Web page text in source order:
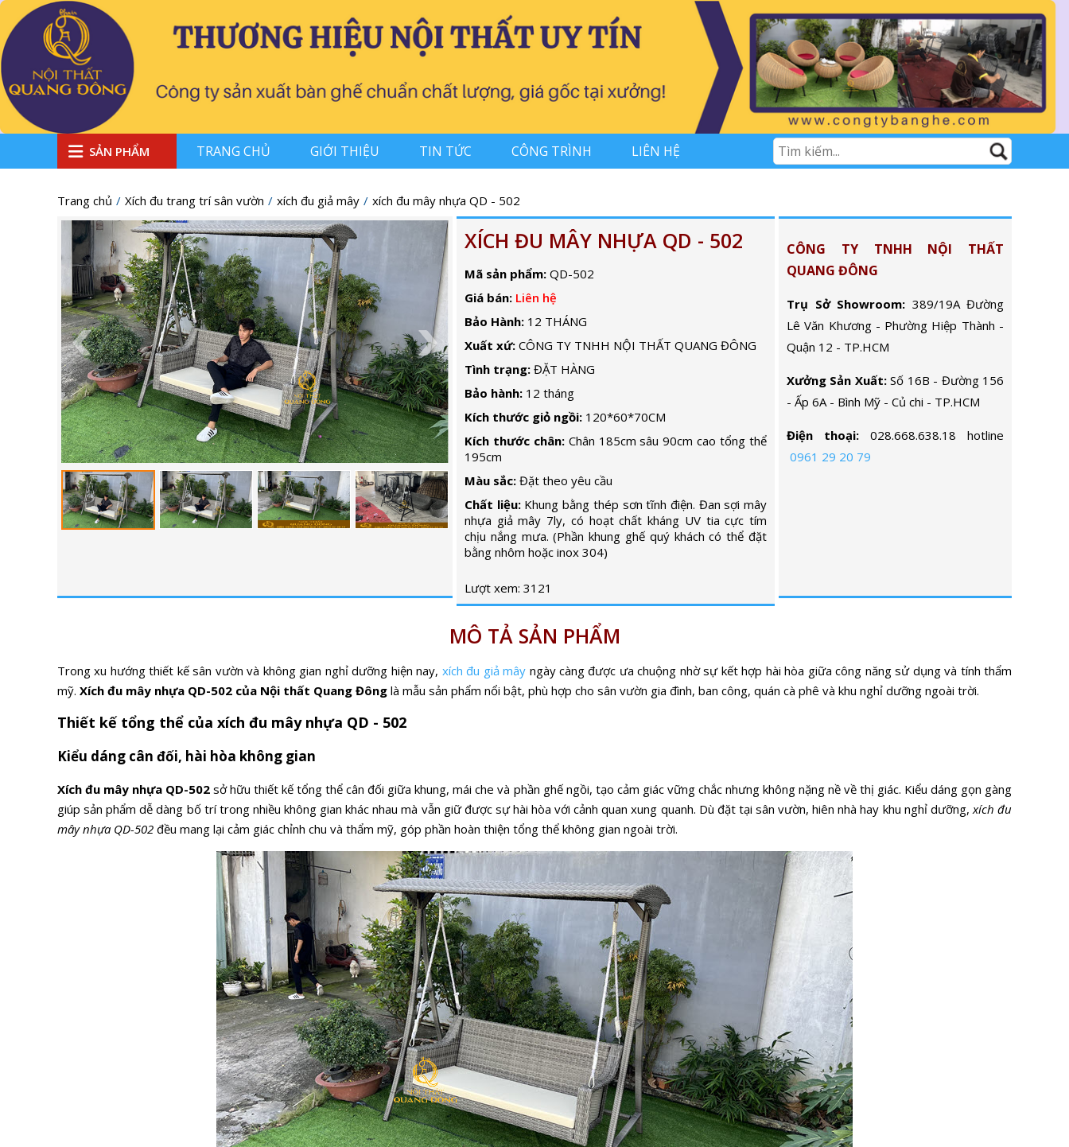
SẢN PHẨM TRANG CHỦ GIỚI THIỆU TIN TỨC CÔNG TRÌNH LIÊN HỆ
Trang chủ Xích đu trang trí sân vườn xích đu giả mây xích đu mây nhựa QD - 502
XÍCH ĐU MÂY NHỰA QD - 502
Mã sản phẩm: QD-502
Giá bán: Liên hệ
Bảo Hành: 12 THÁNG
Xuất xứ: CÔNG TY TNHH NỘI THẤT QUANG ĐÔNG
Tình trạng: ĐẶT HÀNG
Bảo hành: 12 tháng
Kích thước giỏ ngồi: 120*60*70CM
Kích thước chân:Chân 185cm sâu 90cm cao tổng thể
195cm
Màu sắc: Đặt theo yêu cầu
Chất liệu:Khung bằng thép sơn tĩnh điện. Đan sợi mây
nhựa giả mây 7ly, có hoạt chất kháng UV tia cực tím
chịu nắng mưa. (Phần khung ghế quý khách có thể đặt
bằng nhôm hoặc inox 304)
Lượt xem: 3121
CÔNG TY TNHH NỘI THẤT
QUANG ĐÔNG
Trụ Sở Showroom: 389/19A Đường
Lê Văn Khương - Phường Hiệp Thành -
Quận 12 - TP.HCM
Xưởng Sản Xuất:Số 16B - Đường 156
- Ấp 6A - Bình Mỹ - Củ chi - TP.HCM
Điện thoại: 028.668.638.18 hotline
0961 29 20 79
MÔ TẢ SẢN PHẨM
Trong xu hướng thiết kế sân vườn và không gian nghỉ dưỡng hiện nay, xích đu giả mây ngày càng được ưa chuộng nhờ sự kết hợp hài hòa giữa công năng sử dụng và tính thẩm
mỹ. Xích đu mây nhựa QD-502 của Nội thất Quang Đông là mẫu sản phẩm nổi bật, phù hợp cho sân vườn gia đình, ban công, quán cà phê và khu nghỉ dưỡng ngoài trời.
Thiết kế tổng thể của xích đu mây nhựa QD - 502
Kiểu dáng cân đối, hài hòa không gian
Xích đu mây nhựa QD-502 sở hữu thiết kế tổng thể cân đối giữa khung, mái che và phần ghế ngồi, tạo cảm giác vững chắc nhưng không nặng nề về thị giác. Kiểu dáng gọn gàng
giúp sản phẩm dễ dàng bố trí trong nhiều không gian khác nhau mà vẫn giữ được sự hài hòa với cảnh quan xung quanh. Dù đặt tại sân vườn, hiên nhà hay khu nghỉ dưỡng, xích đu
mây nhựa QD-502 đều mang lại cảm giác chỉnh chu và thẩm mỹ, góp phần hoàn thiện tổng thể không gian ngoài trời.